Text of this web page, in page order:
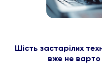
Шість застарілих
вже не варто